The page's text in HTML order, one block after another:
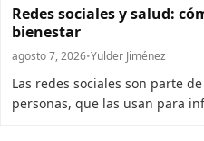
Redes sociales y salud:
bienestar
agosto 7, 2026•Yulder Jiménez
Las redes sociales son parte
personas, que las usan para